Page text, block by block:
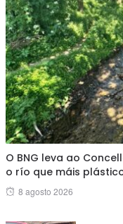
O BNG leva ao
o río que máis
Posted
8 agosto 2026